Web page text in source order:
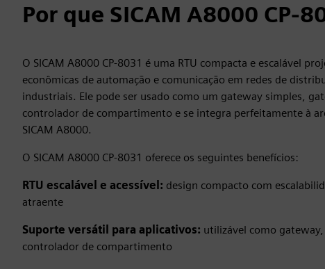
Por que SICAM A8000 CP-
O SICAM A8000 CP-8031 é uma RTU compacta e escalável
econômicas de automação e comunicação em redes de
industriais. Ele pode ser usado como um gateway simples,
controlador de compartimento e se integra perfeitamente à
SICAM A8000.
O SICAM A8000 CP-8031 oferece os seguintes benefícios:
RTU escalável e acessível: design compacto com
atraente
Suporte versátil para aplicativos: utilizável como
controlador de compartimento